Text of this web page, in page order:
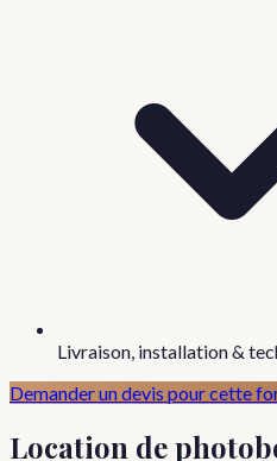
Livraison, installation &
Demander un devis pour cette
Location de